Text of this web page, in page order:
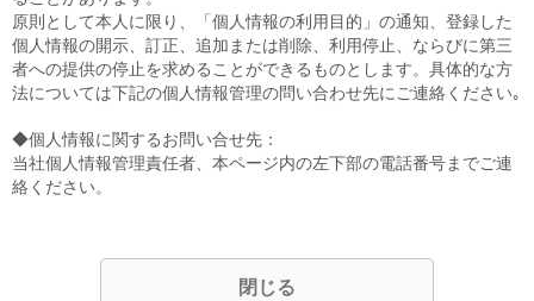
原則として本人に限り、「個人情報の利用目的」の通知、登録した
個人情報の開示、訂正、追加または削除、利用停止、ならびに第三
者への提供の停止を求めることができるものとします。具体的な方
法については下記の個人情報管理の問い合わせ先にご連絡ください｡
◆個人情報に関するお問い合せ先：
当社個人情報管理責任者、本ページ内の左下部の電話番号までご連
絡ください。
閉じる